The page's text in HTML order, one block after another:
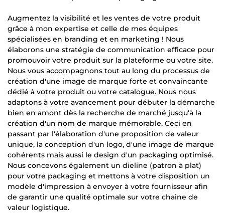
Augmentez la visibilité et les ventes de votre produit
grâce à mon expertise et celle de mes équipes
spécialisées en branding et en marketing ! Nous
élaborons une stratégie de communication efficace pour
promouvoir votre produit sur la plateforme ou votre site.
Nous vous accompagnons tout au long du processus de
création d'une image de marque forte et convaincante
dédié à votre produit ou votre catalogue. Nous nous
adaptons à votre avancement pour débuter la démarche
bien en amont dès la recherche de marché jusqu'à la
création d'un nom de marque mémorable. Ceci en
passant par l'élaboration d'une proposition de valeur
unique, la conception d'un logo, d'une image de marque
cohérents mais aussi le design d'un packaging optimisé.
Nous concevons également un dieline (patron à plat)
pour votre packaging et mettons à votre disposition un
modèle d'impression à envoyer à votre fournisseur afin
de garantir une qualité optimale sur votre chaine de
valeur logistique.